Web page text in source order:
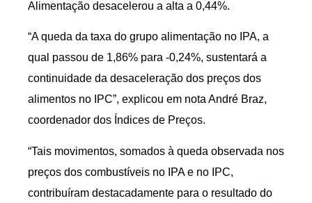
Alimentação desacelerou a alta a 0,44%.
“A queda da taxa do grupo alimentação no IPA, a
qual passou de 1,86% para -0,24%, sustentará a
continuidade da desaceleração dos preços dos
alimentos no IPC”, explicou em nota André Braz,
coordenador dos Índices de Preços.
“Tais movimentos, somados à queda observada nos
preços dos combustíveis no IPA e no IPC,
contribuíram destacadamente para o resultado do